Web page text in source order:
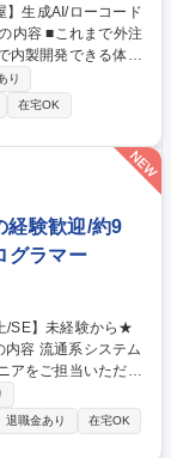
内製開発できる体制
整備、業務システム
でのRPA、AIエー
製開発するチームが
業務システムの内
制の採用強化を行
り
在宅OK
経験歓迎/約9
グラマー
アをご担当いただき
し基礎から一連の
■顧客とのミーティ
退職金あり
在宅OK